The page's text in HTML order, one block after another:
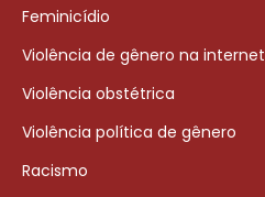
Feminicídio
Violência de gênero na internet
Violência obstétrica
Violência política de gênero
Racismo